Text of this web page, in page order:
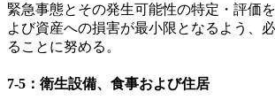
緊急事態とその発生可能性の特定・評価
よび資産への損害が最小限となるよう、
ることに努める。
7-5：衛生設備、食事および住居